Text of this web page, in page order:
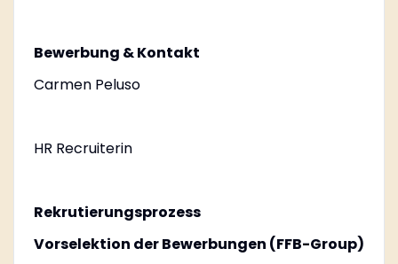
Bewerbung & Kontakt
Carmen Peluso
HR Recruiterin
Rekrutierungsprozess
Vorselektion der Bewerbungen (FFB-Group)